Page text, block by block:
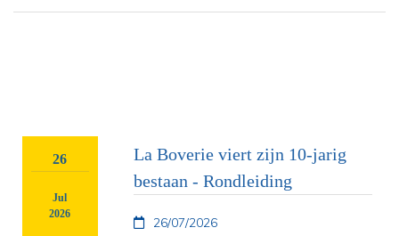
26
Jul
2026
La Boverie viert zijn 10-jarig
bestaan - Rondleiding
26/07/2026